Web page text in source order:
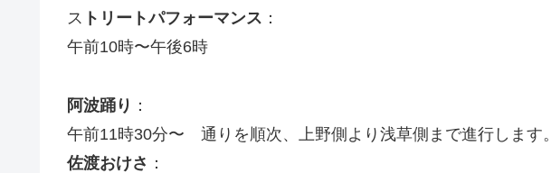
ス トリートパフォーマンス ：
午前10時〜午後6時
阿波踊り ：
午前11時30分〜 通りを順次、上野側より浅草側まで進行します。
佐渡おけさ ：